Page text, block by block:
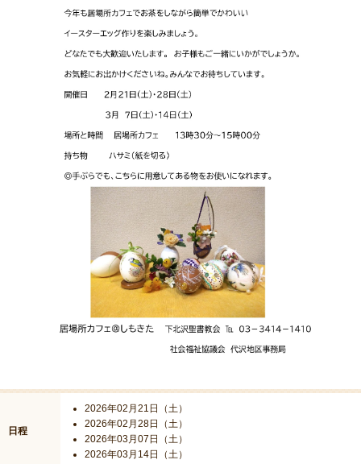
日程
2026年02月21日（土）
2026年02月28日（土）
2026年03月07日（土）
2026年03月14日（土）